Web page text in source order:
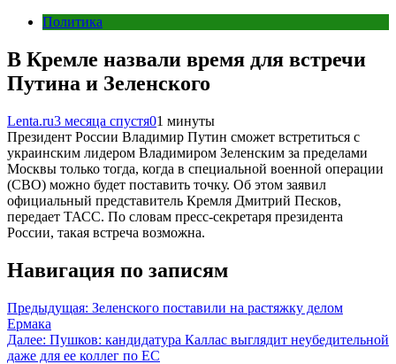
Политика
В Кремле назвали время для встречи
Путина и Зеленского
Lenta.ru3 месяца спустя01 минуты
Президент России Владимир Путин сможет встретиться с
украинским лидером Владимиром Зеленским за пределами
Москвы только тогда, когда в специальной военной операции
(СВО) можно будет поставить точку. Об этом заявил
официальный представитель Кремля Дмитрий Песков,
передает ТАСС. По словам пресс-секретаря президента
России, такая встреча возможна.
Навигация по записям
Предыдущая: Зеленского поставили на растяжку делом
Ермака
Далее: Пушков: кандидатура Каллас выглядит неубедительной
даже для ее коллег по ЕС